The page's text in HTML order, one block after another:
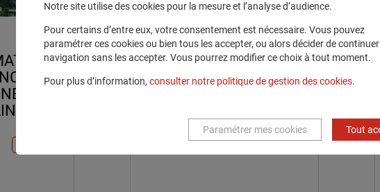
DE
18 mai 2021
GENERALI APPORTE
SON SOUTIEN À LA
LANCÉE PAR
L’ALLIANCE DIGITALE
Notre site utilise des cookies pour la mesure et l’analyse d’audience.
Pour certains d’entre eux, votre consentement est nécessaire. Vous pouvez
paramétrer ces cookies ou bien tous les accepter, ou alors décider de
navigation sans les accepter. Vous pourrez modifier ce choix à tout moment.
Pour plus d’information, consulter notre politique de gestion des cookies.
Tout
Paramétrer mes cookies